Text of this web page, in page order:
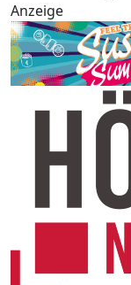
Anzeige